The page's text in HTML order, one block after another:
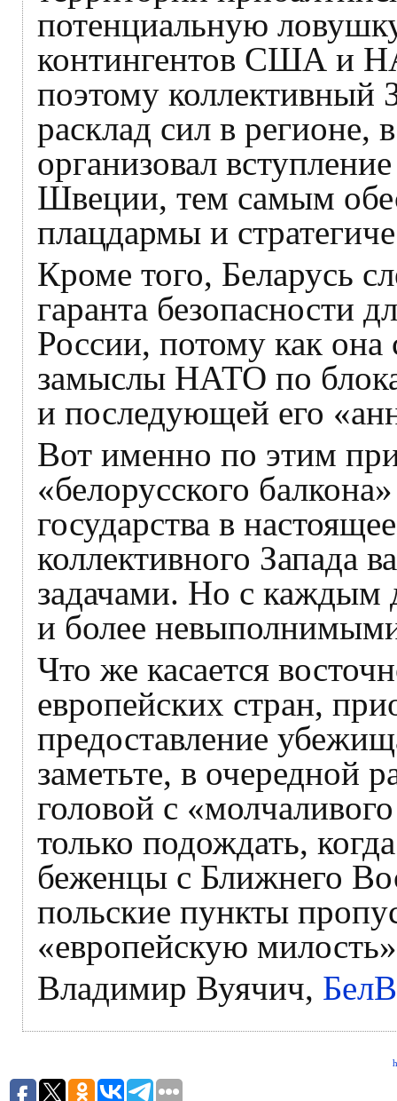
потенциальную
контингентов США и
поэтому коллективный
расклад сил в регионе,
организовал
Швеции, тем самым
плацдармы и
Кроме того, Беларусь
гаранта безопасности
России, потому как она
замыслы НАТО по
и последующей его
Вот именно по этим
«белорусского
государства в
коллективного Запада
задачами. Но с каждым
и более
Что же касается
европейских стран,
предоставление
заметьте, в очередной
головой с
только подождать,
беженцы с Ближнего
польские пункты
«европейскую
Владимир Вуячич,